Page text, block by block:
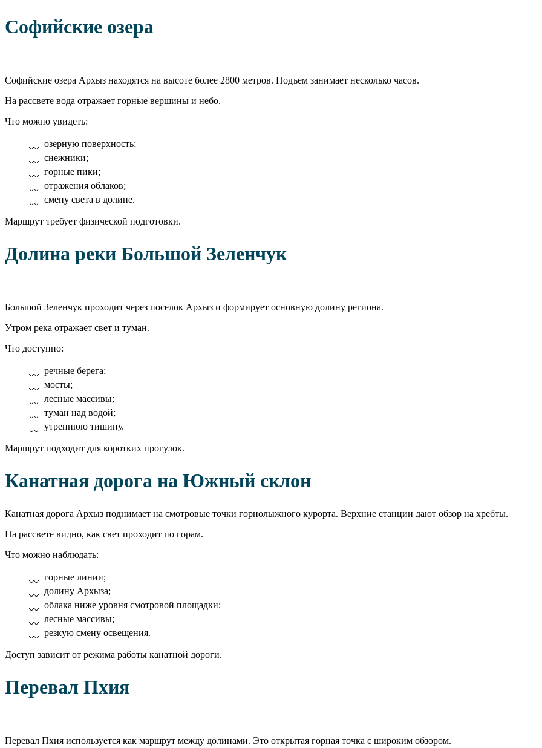
Софийские озера
Софийские озера Архыз находятся на высоте более 2800 метров. Подъем занимает несколько часов.
На рассвете вода отражает горные вершины и небо.
Что можно увидеть:
озерную поверхность;
снежники;
горные пики;
отражения облаков;
смену света в долине.
Маршрут требует физической подготовки.
Долина реки Большой Зеленчук
Большой Зеленчук проходит через поселок Архыз и формирует основную долину региона.
Утром река отражает свет и туман.
Что доступно:
речные берега;
мосты;
лесные массивы;
туман над водой;
утреннюю тишину.
Маршрут подходит для коротких прогулок.
Канатная дорога на Южный склон
Канатная дорога Архыз поднимает на смотровые точки горнолыжного курорта. Верхние станции дают обзор на хребты.
На рассвете видно, как свет проходит по горам.
Что можно наблюдать:
горные линии;
долину Архыза;
облака ниже уровня смотровой площадки;
лесные массивы;
резкую смену освещения.
Доступ зависит от режима работы канатной дороги.
Перевал Пхия
Перевал Пхия используется как маршрут между долинами. Это открытая горная точка с широким обзором.